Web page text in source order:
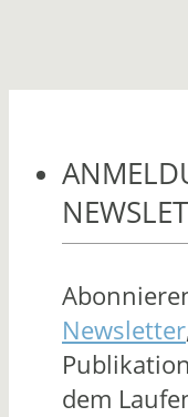
Newsletter
dem